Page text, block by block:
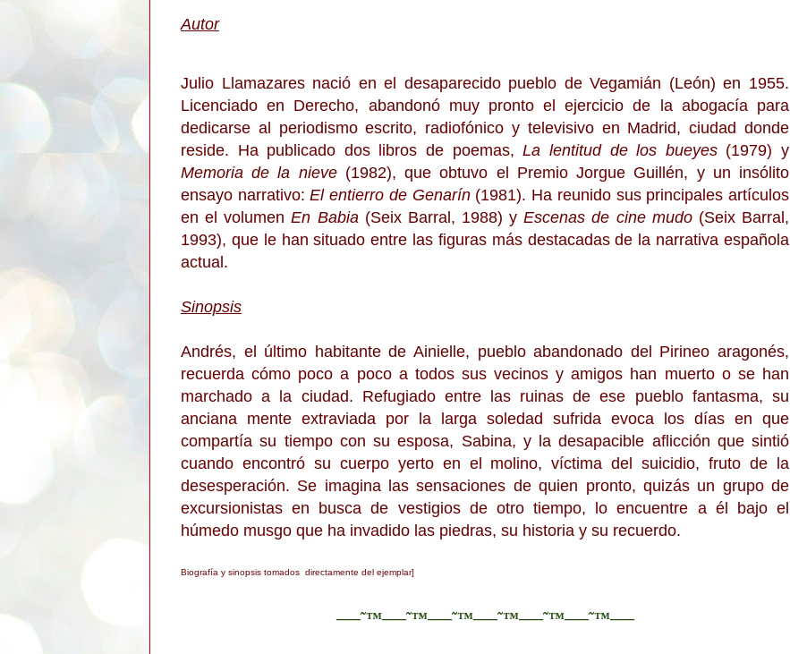
Autor
Julio Llamazares nació en el desaparecido pueblo de Vegamián (León) en 1955.
Licenciado en Derecho, abandonó muy pronto el ejercicio de la abogacía para
dedicarse al periodismo escrito, radiofónico y televisivo en Madrid, ciudad donde
reside. Ha publicado dos libros de poemas, La lentitud de los bueyes(1979) y
Memoria de la nieve(1982), que obtuvo el Premio Jorgue Guillén, y un insólito
ensayo narrativo:El entierro de Genarín(1981). Ha reunido sus principales artículos
en el volumenEn Babia (Seix Barral, 1988) yEscenas de cine mudo(Seix Barral,
1993), que le han situado entre las figuras más destacadas de la narrativa española
actual.
Sinopsis
Andrés, el último habitante de Ainielle, pueblo abandonado del Pirineo aragonés,
recuerda cómo poco a poco a todos sus vecinos y amigos han muerto o se han
marchado a la ciudad. Refugiado entre las ruinas de ese pueblo fantasma, su
anciana mente extraviada por la larga soledad sufrida evoca los días en que
compartía su tiempo con su esposa, Sabina, y la desapacible aflicción que sintió
cuando encontró su cuerpo yerto en el molino, víctima del suicidio, fruto de la
desesperación. Se imagina las sensaciones de quien pronto, quizás un grupo de
excursionistas en busca de vestigios de otro tiempo, lo encuentre a él bajo el
húmedo musgo que ha invadido las piedras, su historia y su recuerdo.
Biografía y sinopsis tomados directamente del ejemplar]
–—˜™–—˜™–—˜™–—˜™–—˜™–—˜™–—